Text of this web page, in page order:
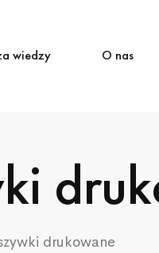
wiedzy O nas
drukowane